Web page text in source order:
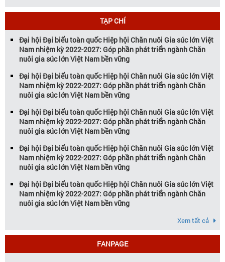
ngày 21 – 23 […]
TẠP CHÍ
Đại hội Đại biểu toàn quốc Hiệp hội Chăn nuôi Gia súc lớn Việt
Nam nhiệm kỳ 2022-2027: Góp phần phát triển ngành Chăn
nuôi gia súc lớn Việt Nam bền vững
Đại hội Đại biểu toàn quốc Hiệp hội Chăn nuôi Gia súc lớn Việt
Nam nhiệm kỳ 2022-2027: Góp phần phát triển ngành Chăn
nuôi gia súc lớn Việt Nam bền vững
Đại hội Đại biểu toàn quốc Hiệp hội Chăn nuôi Gia súc lớn Việt
Nam nhiệm kỳ 2022-2027: Góp phần phát triển ngành Chăn
nuôi gia súc lớn Việt Nam bền vững
Đại hội Đại biểu toàn quốc Hiệp hội Chăn nuôi Gia súc lớn Việt
Nam nhiệm kỳ 2022-2027: Góp phần phát triển ngành Chăn
nuôi gia súc lớn Việt Nam bền vững
Đại hội Đại biểu toàn quốc Hiệp hội Chăn nuôi Gia súc lớn Việt
Nam nhiệm kỳ 2022-2027: Góp phần phát triển ngành Chăn
nuôi gia súc lớn Việt Nam bền vững
Xem tất cả
FANPAGE